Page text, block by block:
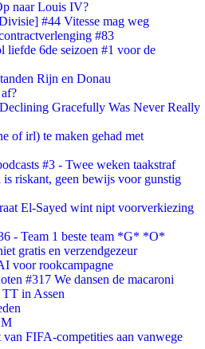
naar Louis IV?
#44 Vitesse mag weg
#83
6de seizoen #1 voor de
Rijn en Donau
Gracefully Was Never Really
of irl) te maken gehad met
#3 - Twee weken taakstraf
riskant, geen bewijs voor gunstig
El-Sayed wint nipt voorverkiezing
- Team 1 beste team *G* *O*
gratis en verzendgezeur
voor rookcampagne
#317 We dansen de macaroni
in Assen
FIFA-competities aan vanwege